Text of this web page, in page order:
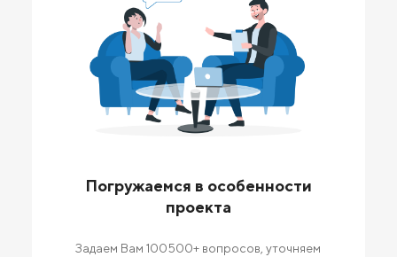
Погружаемся в особенности
проекта
Задаем Вам 100500+ вопросов, уточняем